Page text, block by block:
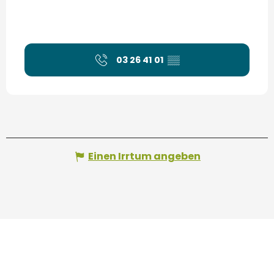
03 26 41 01 ▒▒
Einen Irrtum angeben